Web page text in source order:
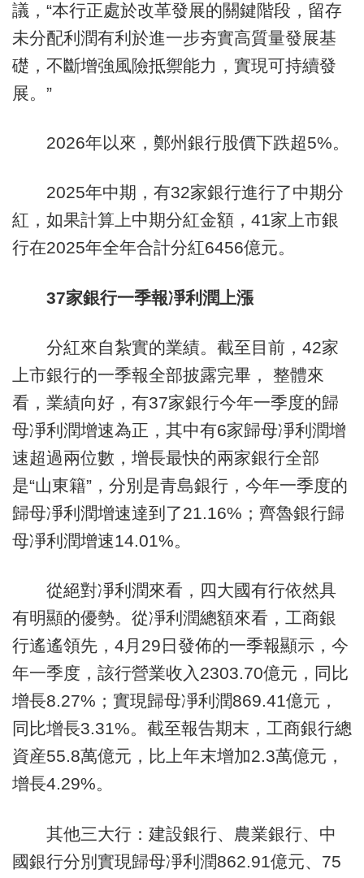
議，“本行正處於改革發展的關鍵階段，留存
未分配利潤有利於進一步夯實高質量發展基
礎，不斷增強風險抵禦能力，實現可持續發
展。”
2026年以來，鄭州銀行股價下跌超5%。
2025年中期，有32家銀行進行了中期分
紅，如果計算上中期分紅金額，41家上市銀
行在2025年全年合計分紅6456億元。
37家銀行一季報凈利潤上漲
分紅來自紮實的業績。截至目前，42家
上市銀行的一季報全部披露完畢， 整體來
看，業績向好，有37家銀行今年一季度的歸
母凈利潤增速為正，其中有6家歸母凈利潤增
速超過兩位數，增長最快的兩家銀行全部
是“山東籍”，分別是青島銀行，今年一季度的
歸母凈利潤增速達到了21.16%；齊魯銀行歸
母凈利潤增速14.01%。
從絕對凈利潤來看，四大國有行依然具
有明顯的優勢。從凈利潤總額來看，工商銀
行遙遙領先，4月29日發佈的一季報顯示，今
年一季度，該行營業收入2303.70億元，同比
增長8.27%；實現歸母凈利潤869.41億元，
同比增長3.31%。截至報告期末，工商銀行總
資産55.8萬億元，比上年末增加2.3萬億元，
增長4.29%。
其他三大行：建設銀行、農業銀行、中
國銀行分別實現歸母凈利潤862.91億元、75